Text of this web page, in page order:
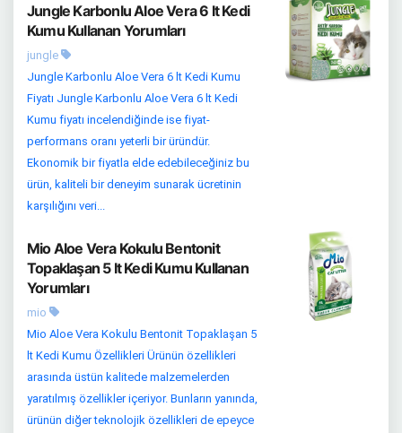
Jungle Karbonlu Aloe Vera 6 lt Kedi
Kumu Kullanan Yorumları
jungle
Jungle Karbonlu Aloe Vera 6 lt Kedi Kumu
Fiyatı Jungle Karbonlu Aloe Vera 6 lt Kedi
Kumu fiyatı incelendiğinde ise fiyat-
performans oranı yeterli bir üründür.
Ekonomik bir fiyatla elde edebileceğiniz bu
ürün, kaliteli bir deneyim sunarak ücretinin
karşılığını veri...
Mio Aloe Vera Kokulu Bentonit
Topaklaşan 5 lt Kedi Kumu Kullanan
Yorumları
mio
Mio Aloe Vera Kokulu Bentonit Topaklaşan 5
lt Kedi Kumu Özellikleri Ürünün özellikleri
arasında üstün kalitede malzemelerden
yaratılmış özellikler içeriyor. Bunların yanında,
ürünün diğer teknolojik özellikleri de epeyce